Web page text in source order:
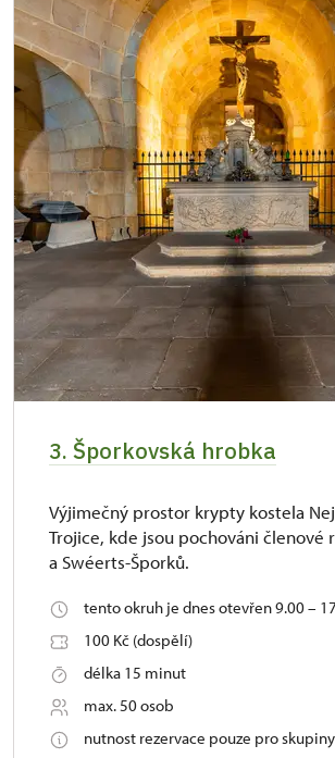
3. Šporkovská hrobka
Výjimečný prostor krypty kostela
Trojice, kde jsou pochováni členové
a Swéerts-Šporků.
tento okruh je dnes otevřen 9.00 –
100 Kč (dospělí)
délka 15 minut
max. 50 osob
nutnost rezervace pouze pro skupiny